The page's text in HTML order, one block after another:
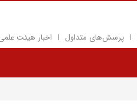
پرسش‌های متداول اخبار هیئت